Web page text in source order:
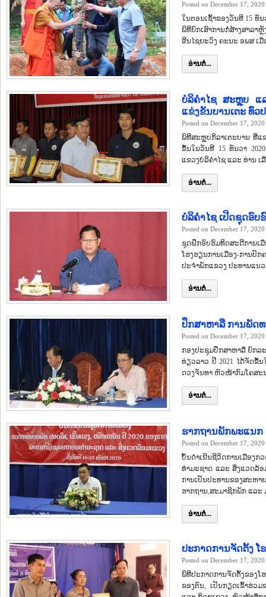
Posted on December 17, 2020
ໃນຕອນເຊົ້າຂອງວັນທີ 15 ທັ
ພິທີຍົກເສົາການກໍ່ສ້າງສາລາ
ອີນໄຊຍະວົງ ຄະນະ ອພສ ເ
ອ່ານຕໍ່...
ບໍລິຄຳໄຊ ສະຫຼຸບ ແ
ແຂ່ງຂັນບານເຕະ ທົ່ວ
Posted on December 17, 2020
ພິທີສະຫຼຸບກິລາເຕະບານ ທີ່ແ
ຂຶ້ນໃນວັນທີ 15 ທັນວາ
ແຂວງບໍລິຄຳໄຊ ແລະ ທ່ານ
ອ່ານຕໍ່...
ບໍລິຄຳໄຊ ເປີດຊຸດອົບ
Posted on December 17, 2020
ຊຸດຝຶກອົບຮົມທິດສະດີການເມື
ໂຮງຮຽນການເມືອງ-ການປົ
ປະຈຳພັກແຂວງ ປະທານແນ
ອ່ານຕໍ່...
ປຶກສາຫາລື ການພັດ
Posted on December 17, 2020
ກອງປະຊຸມປຶກສາຫາລື ຍົກລ
ທ່ຽວລາວ ປີ 2021 ໄດ້ຈັດຂຶ້
ດວງຈັນທາ ຫົວໜ້າກົມໂຄສະ
ອ່ານຕໍ່...
ຮາກຖານພັກພະແນກ
Posted on December 17, 2020
ບັ້ນດຳເນີນຊີວິດການເມືອງ
ທຳມະຊາດ ແລະ ສິ່ງແວດລ້ອ
ການເປັນປະທານຂອງສະຫ
ຮາກຖານ,ສະມາຊິກພັກ ແລ
ອ່ານຕໍ່...
ປະກາດການຈັດຕັ້ງ ໂ
Posted on December 17, 2020
ພິທີປະກາດການຈັດຕັ້ງຂອງໂ
ຂອງຕົນ, ເປັນກຽດເຂົ້າຮ່ວ